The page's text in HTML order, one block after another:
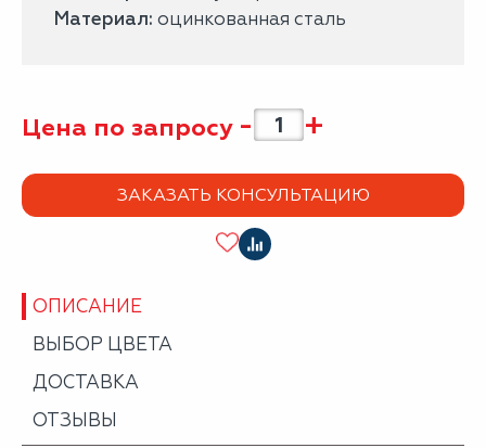
Материал: оцинкованная сталь
Цена по запросу - +
ЗАКАЗАТЬ КОНСУЛЬТАЦИЮ
ОПИСАНИЕ
ВЫБОР ЦВЕТА
ДОСТАВКА
ОТЗЫВЫ